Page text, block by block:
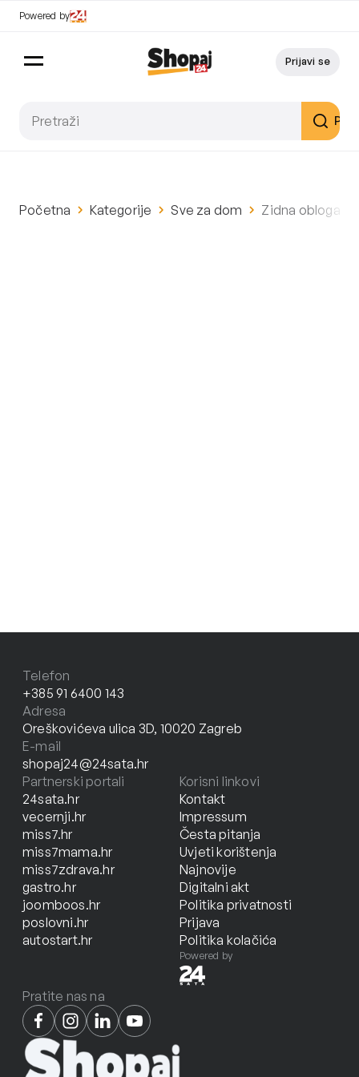
Powered by
Prijavi se
Početna Kategorije Sve za dom Zidna obloga
Telefon
+385 91 6400 143
Adresa
Oreškovićeva ulica 3D, 10020 Zagreb
E-mail
shopaj24@24sata.hr
Partnerski portali
24sata.hr
vecernji.hr
miss7.hr
miss7mama.hr
miss7zdrava.hr
gastro.hr
joomboos.hr
poslovni.hr
autostart.hr
Korisni linkovi
Kontakt
Impressum
Česta pitanja
Uvjeti korištenja
Najnovije
Digitalni akt
Politika privatnosti
Prijava
Politika kolačića
Powered by
Pratite nas na